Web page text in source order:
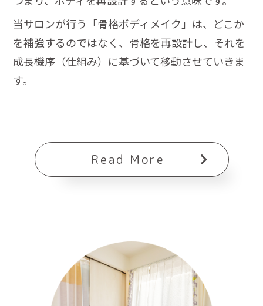
当サロンが行う「骨格ボディメイク」は、どこか
を補強するのではなく、骨格を再設計し、それを
成長機序（仕組み）に基づいて移動させていきま
す。
Read More